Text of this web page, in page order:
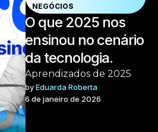
NEGÓCIOS
O que 2025 nos
ensinou no cenário
da tecnologia.
Aprendizados de 2025
by Eduarda Roberta
6 de janeiro de 2026